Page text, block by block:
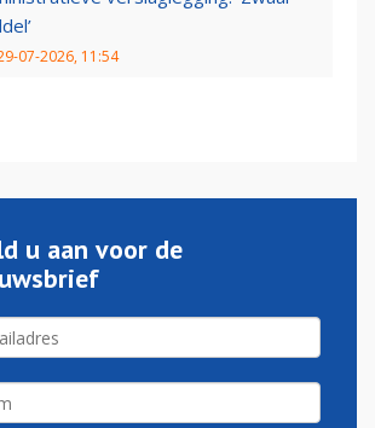
07-2026, 11:54
u aan voor de